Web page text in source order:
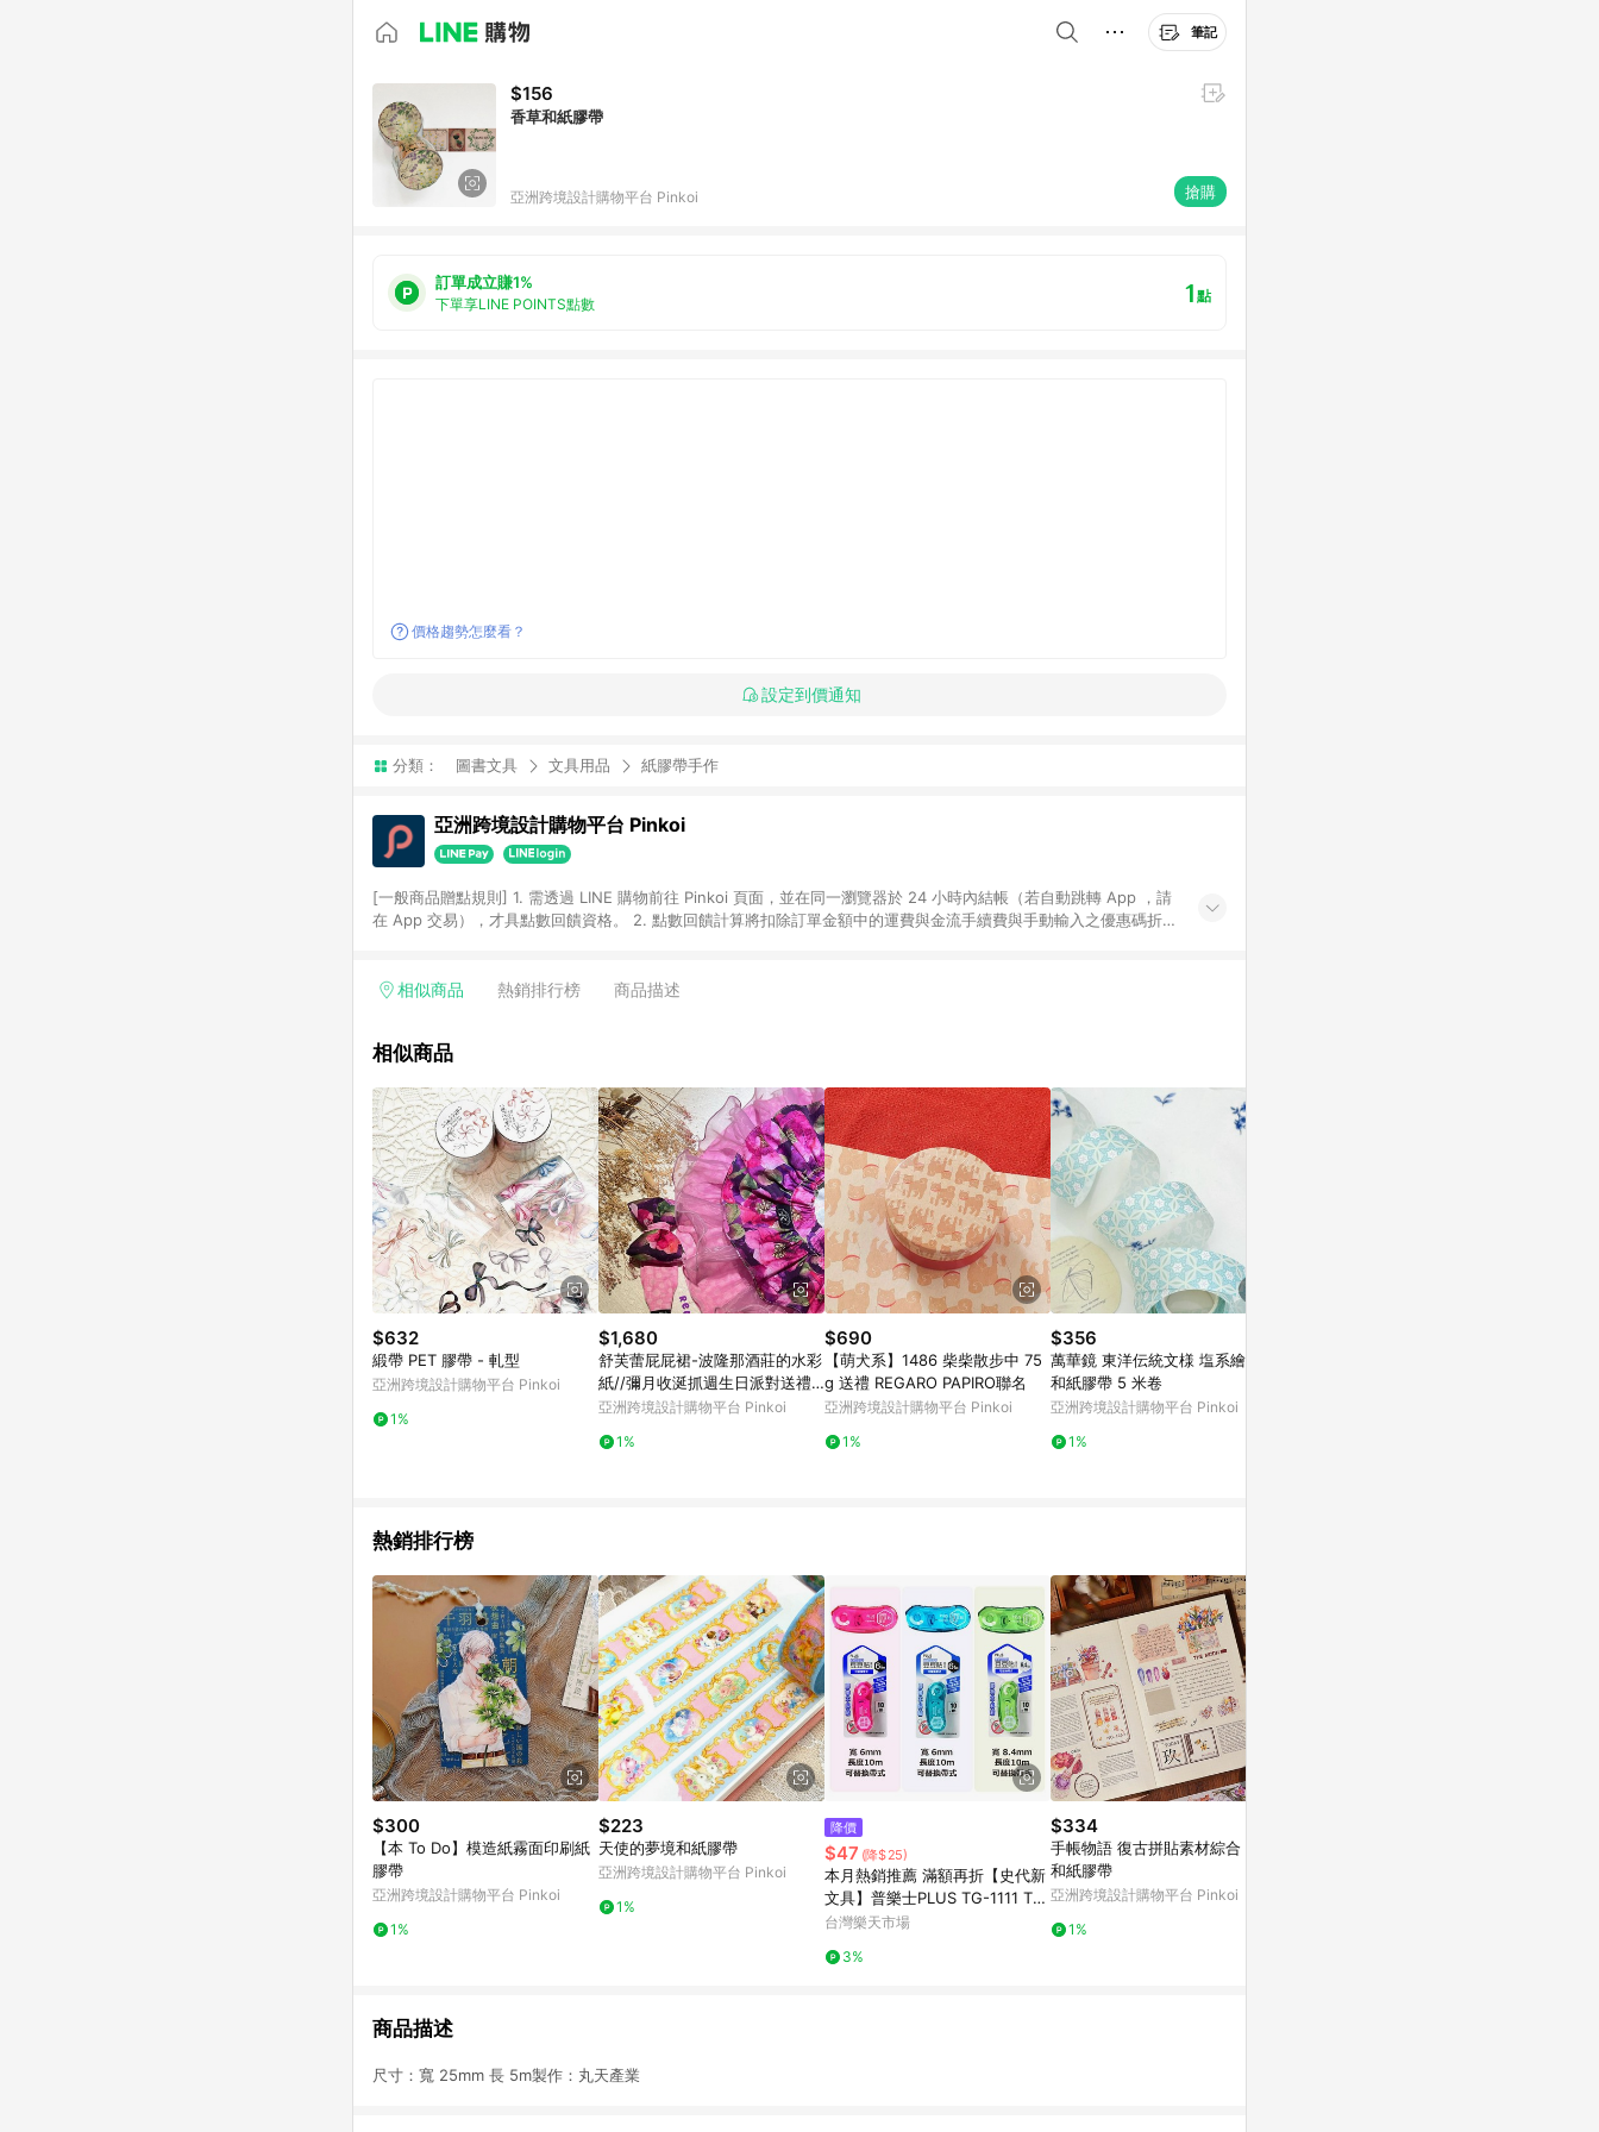
筆記
$156
香草和紙膠帶
亞洲跨境設計購物平台 Pinkoi 搶購
訂單成立賺1%
下單享LINE POINTS點數 1點
價格趨勢怎麼看？
設定到價通知
分類： 圖書文具 文具用品 紙膠帶手作
亞洲跨境設計購物平台 Pinkoi
[一般商品贈點規則] 1. 需透過 LINE 購物前往 Pinkoi 頁面，並在同一瀏覽器於 24 小時內結帳（若自動跳轉 App ，請
在 App 交易），才具點數回饋資格。 2. 點數回饋計算將扣除訂單金額中的運費與金流手續費與手動輸入之優惠碼折
格，部分退款不在此限。 6. APP 請更新至Android v4.6.0 / iOS v4.1.5 以上才具贈點資格。 7. 點數將於出貨後 45 天
使用規則請以點數紅包活動說明為準。 11. 若於 LINE 購物前往 Pinkoi 頁面後才首次下載 Pinkoi APP 並完成訂單，不
相似商品 熱銷排行榜 商品描述
相似商品
$632
緞帶 PET 膠帶 - 軋型
亞洲跨境設計購物平台 Pinkoi
1%
$1,680
舒芙蕾屁屁裙-波隆那酒莊的水彩
紙//彌月收涎抓週生日派對送禮
拍/
亞洲跨境設計購物平台 Pinkoi
1%
$690
【萌犬系】1486 柴柴散步中 75
g 送禮 REGARO PAPIRO聯名
亞洲跨境設計購物平台 Pinkoi
1%
$356
萬華鏡 東洋伝統文様 塩系繪畫
和紙膠帶 5 米卷
亞洲跨境設計購物平台 Pinkoi
1%
熱銷排行榜
$300
【本 To Do】模造紙霧面印刷紙
膠帶
亞洲跨境設計購物平台 Pinkoi
1%
$223
天使的夢境和紙膠帶
亞洲跨境設計購物平台 Pinkoi
1%
降價
$47 (降$25)
本月熱銷推薦 滿額再折【史代新
文具】普樂士PLUS TG-1111 TG
-1121 豆豆彩貼魔豆捲軸雙面膠
台灣樂天市場
3%
$334
手帳物語 復古拼貼素材綜合 PET
和紙膠帶
亞洲跨境設計購物平台 Pinkoi
1%
商品描述
尺寸：寬 25mm 長 5m製作：丸天產業